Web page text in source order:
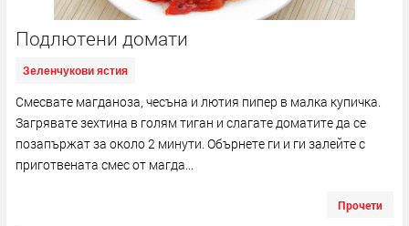
Подлютени домати
Зеленчукови ястия
Смесвате магданоза, чесъна и лютия пипер в малка купичка.
Загрявате зехтина в голям тиган и слагате доматите да се
позапържат за около 2 минути. Обърнете ги и ги залейте с
приготвената смес от магда...
Прочети